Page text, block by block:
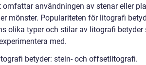
omfattar användningen av stenar eller
mönster. Populariteten för litografi
olika typer och stilar av litografi betyder
med.
betyder: stein- och offsetlitografi.